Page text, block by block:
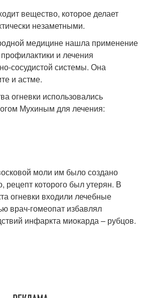
вещество, которое делает
незаметными.
медицине нашла применение
и лечения
сосудистой системы. Она
и астме.
огневки использовались
Мухиным для лечения:
моли им было создано
рецепт которого был утерян. В
огневки входили лечебные
врач-гомеопат избавлял
инфаркта миокарда – рубцов.